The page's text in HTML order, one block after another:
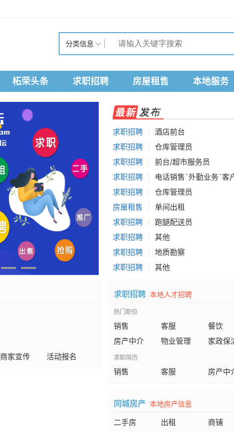
分类信息
柘荣头条 求职招聘 房屋租售 本地服务
求职招聘 酒店前台
求职招聘
仓库管理员
求职招聘
前台/超市服务员
求职招聘
电话销售`外勤业务`客
求职招聘
仓库管理员
房屋租售
单间出租
求职招聘
跑腿配送员
求职招聘
其他
求职招聘
地质勘察
求职招聘
其他
商家宣传 活动报名
求职招聘 本地人才招聘
热门职位
销售 客服 餐饮
房产中介
物业管理 家政保
求职简历
销售 客服 房产中
同城房产 本地房产信息
二手房 出租 商铺